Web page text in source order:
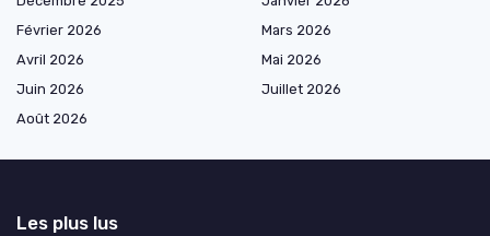
Février 2026
Mars 2026
Avril 2026
Mai 2026
Juin 2026
Juillet 2026
Août 2026
Les plus lus